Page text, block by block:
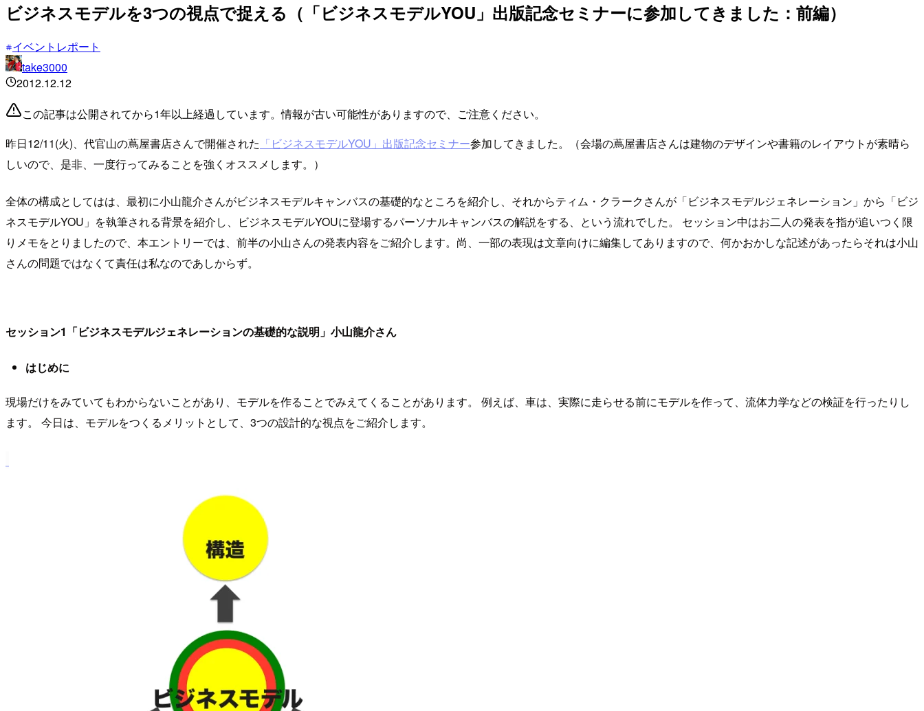
ビジネスモデルを3つの視点で捉える（「ビジネスモデルYOU」出版記念セミナーに参加してきました：前編）
イベントレポート
take3000
2012.12.12
この記事は公開されてから1年以上経過しています。情報が古い可能性がありますので、ご注意ください。
昨日12/11(火)、代官山の蔦屋書店さんで開催された 「ビジネスモデルYOU」出版記念セミナー参加してきました。（会場の蔦屋書店さんは建物のデザインや書籍のレイアウトが素晴ら
しいので、是非、一度行ってみることを強くオススメします。）
全体の構成としてはは、最初に小山龍介さんがビジネスモデルキャンバスの基礎的なところを紹介し、それからティム・クラークさんが「ビジネスモデルジェネレーション」から「ビジ
ネスモデルYOU」を執筆される背景を紹介し、ビジネスモデルYOUに登場するパーソナルキャンバスの解説をする、という流れでした。 セッション中はお二人の発表を指が追いつく限
りメモをとりましたので、本エントリーでは、前半の小山さんの発表内容をご紹介します。尚、一部の表現は文章向けに編集してありますので、何かおかしな記述があったらそれは小山
さんの問題ではなくて責任は私なのであしからず。
セッション1「ビジネスモデルジェネレーションの基礎的な説明」小山龍介さん
はじめに
現場だけをみていてもわからないことがあり、モデルを作ることでみえてくることがあります。 例えば、車は、実際に走らせる前にモデルを作って、流体力学などの検証を行ったりし
ます。 今日は、モデルをつくるメリットとして、3つの設計的な視点をご紹介します。